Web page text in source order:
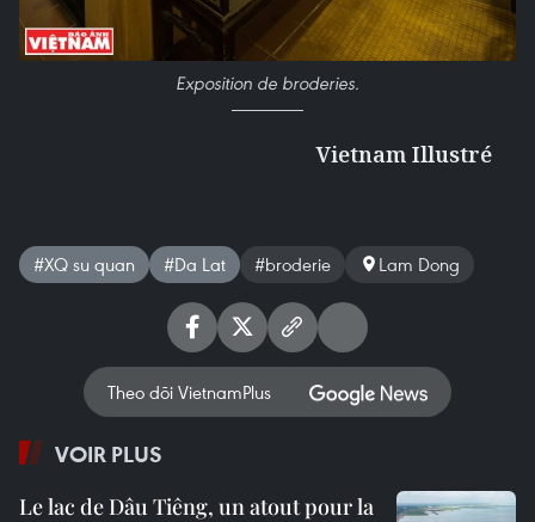
Exposition de broderies.
Vietnam Illustré
#XQ su quan #Da Lat #broderie Lam Dong
Theo dõi VietnamPlus
VOIR PLUS
Le lac de Dâu Tiêng, un atout pour la